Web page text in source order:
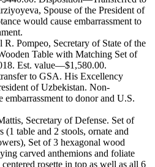
Spouse of the President of
would cause embarrassment to
Pompeo, Secretary of State of the
Table with Matching Set of
Est. value—$1,580.00.
to GSA. His Excellency
of Uzbekistan. Non-
embarrassment to donor and U.S.
Secretary of Defense. Set of
(1 table and 2 stools, ornate and
Set of 3 hexagonal wood
carved anthemions and foliate
rosette in top as well as all 6